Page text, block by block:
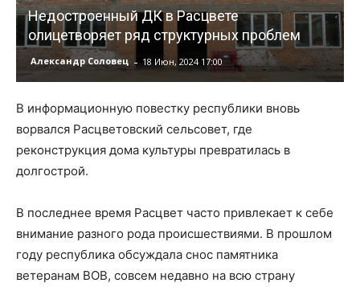
Недостроенный ДК в Расцвете
олицетворяет ряд структурных проблем
Александр Соловец - 18 Июн, 2024 17:00
В информационную повестку республики вновь
ворвался Расцветовский сельсовет, где
реконструкция дома культуры превратилась в
долгострой.
В последнее время Расцвет часто привлекает к себе
внимание разного рода происшествиями. В прошлом
году республика обсуждала снос памятника
ветеранам ВОВ, совсем недавно на всю страну